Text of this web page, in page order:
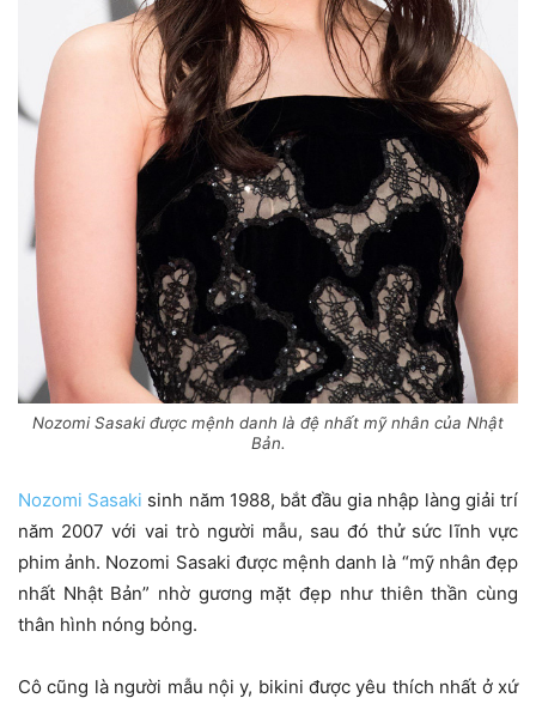
Nozomi Sasaki được mệnh danh là đệ nhất mỹ nhân của Nhật
Bản.
Nozomi Sasaki sinh năm 1988, bắt đầu gia nhập làng giải trí
năm 2007 với vai trò người mẫu, sau đó thử sức lĩnh vực
phim ảnh. Nozomi Sasaki được mệnh danh là “mỹ nhân đẹp
nhất Nhật Bản” nhờ gương mặt đẹp như thiên thần cùng
thân hình nóng bỏng.
Cô cũng là người mẫu nội y, bikini được yêu thích nhất ở xứ